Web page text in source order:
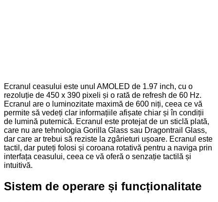
Ecranul ceasului este unul AMOLED de 1.97 inch, cu o
rezoluție de 450 x 390 pixeli și o rată de refresh de 60 Hz.
Ecranul are o luminozitate maximă de 600 niți, ceea ce vă
permite să vedeți clar informațiile afișate chiar și în condiții
de lumină puternică. Ecranul este protejat de un sticlă plată,
care nu are tehnologia Gorilla Glass sau Dragontrail Glass,
dar care ar trebui să reziste la zgârieturi ușoare. Ecranul este
tactil, dar puteți folosi și coroana rotativă pentru a naviga prin
interfața ceasului, ceea ce vă oferă o senzație tactilă și
intuitivă.
Sistem de operare și funcționalitate